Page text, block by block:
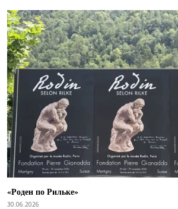
«Роден по Рильке»
30.06.2026